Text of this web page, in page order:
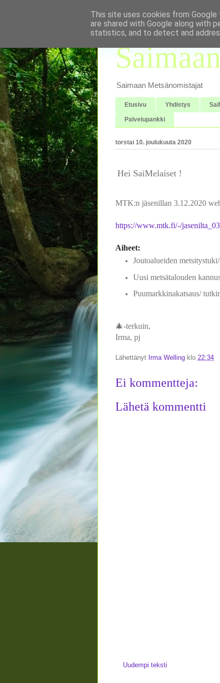
Saimaan Metsänomistajat
Etusivu Yhdistys
Palvelupankki
torstai 10. joulukuuta 2020
Hei SaiMelaiset !
MTK:n jäsenillan 3.12.2020
https://www.mtk.fi/-/
Aiheet:
Joutoalueiden
Uusi metsätalouden
Puumarkkinakatsaus/
🎄-terkuin,
Irma, pj
Lähettänyt Irma Welling klo 22:34
Ei kommentteja:
Lähetä kommentti
Uudempi teksti
This site uses cookies from
are shared with Google along with
statistics, and to detect and